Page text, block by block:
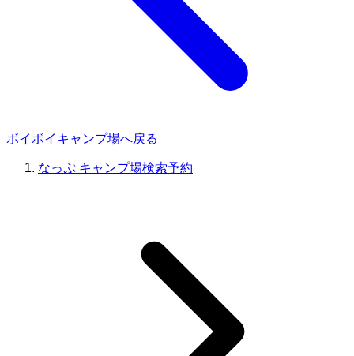
ボイボイキャンプ場へ戻る
なっぷ キャンプ場検索予約